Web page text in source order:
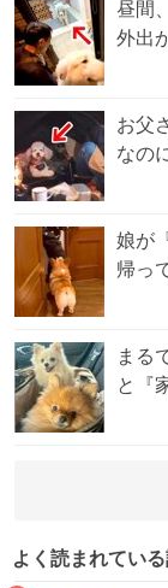
昼間
外出
お父
なの
娘が
帰っ
まる
と『
よく読まれてい